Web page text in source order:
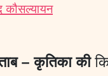
– कृतिका की